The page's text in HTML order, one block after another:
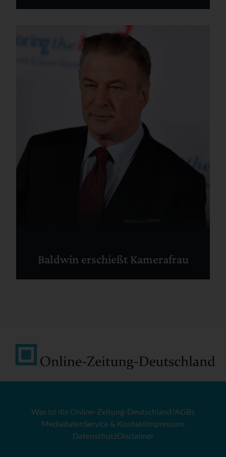
Baldwin erschießt Kamerafrau
Was ist die Online-Zeitung-Deutschland?AGBs
MediadatenService & KontaktImpressum
DatenschutzDisclaimer